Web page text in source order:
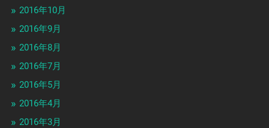
2016年10月
2016年9月
2016年8月
2016年7月
2016年5月
2016年4月
2016年3月